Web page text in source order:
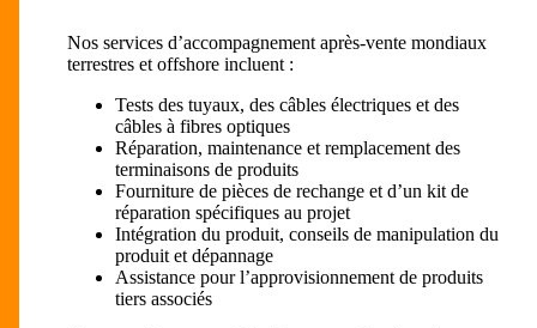
Nos services d’accompagnement après-vente mondiaux
terrestres et offshore incluent :
Tests des tuyaux, des câbles électriques et des
câbles à fibres optiques
Réparation, maintenance et remplacement des
terminaisons de produits
Fourniture de pièces de rechange et d’un kit de
réparation spécifiques au projet
Intégration du produit, conseils de manipulation du
produit et dépannage
Assistance pour l’approvisionnement de produits
tiers associés